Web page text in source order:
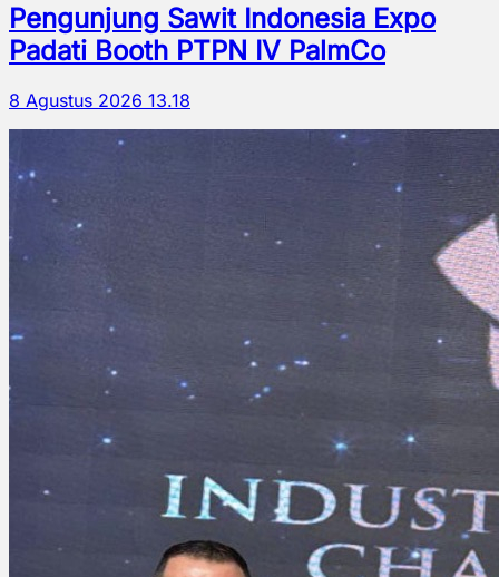
Pengunjung Sawit Indonesia Expo
Padati Booth PTPN IV PalmCo
8 Agustus 2026 13.18